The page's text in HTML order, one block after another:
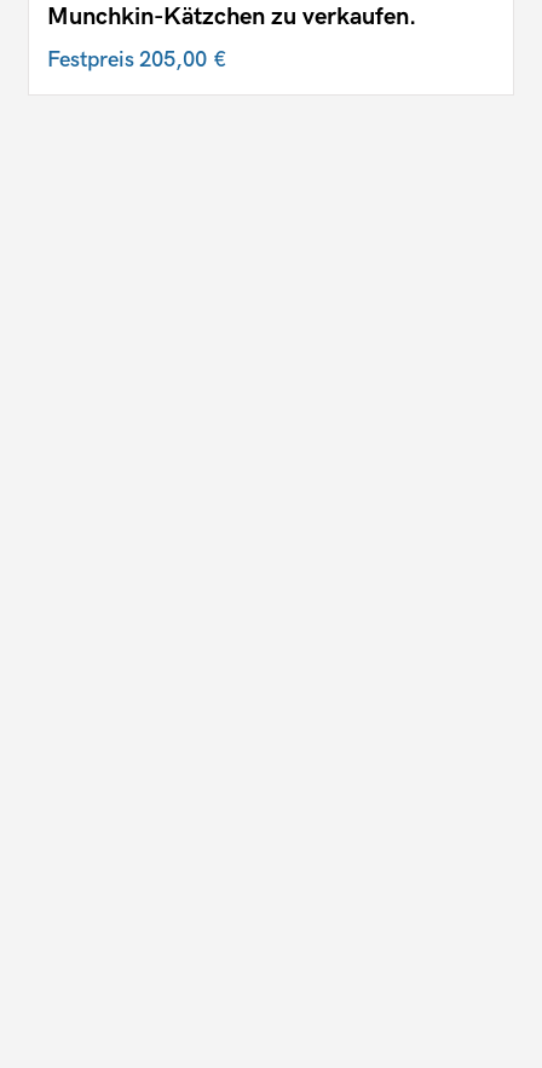
Munchkin-Kätzchen zu verkaufen.
Festpreis205,00 €